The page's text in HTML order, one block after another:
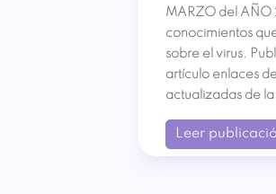
MARZO del
conocimientos
sobre el virus.
artículo enlaces
actualizadas de
Leer